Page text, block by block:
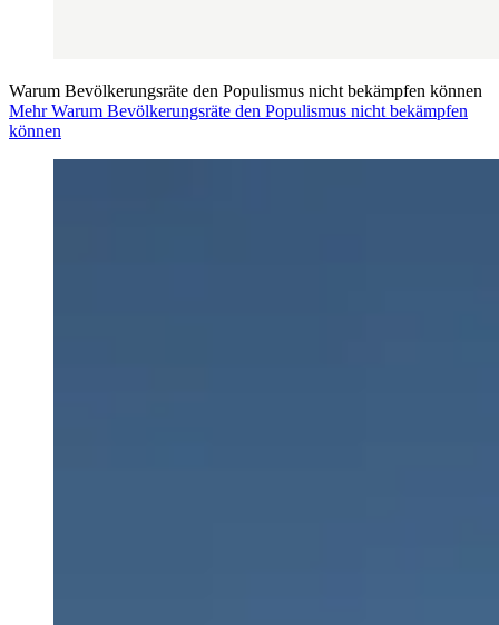
Warum Bevölkerungsräte den Populismus nicht bekämpfen können
Mehr Warum Bevölkerungsräte den Populismus nicht bekämpfen
können